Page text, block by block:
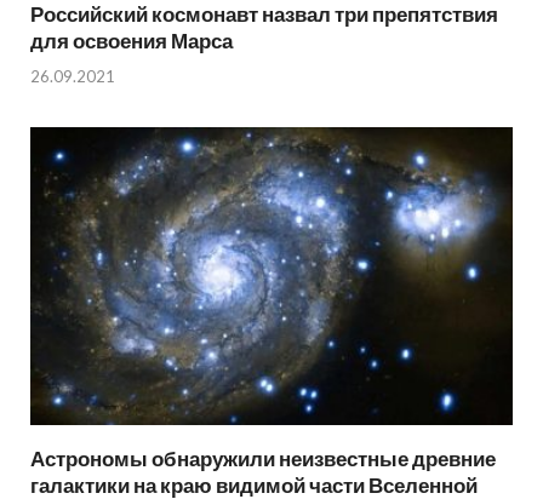
Российский космонавт назвал три препятствия
для освоения Марса
26.09.2021
Астрономы обнаружили неизвестные древние
галактики на краю видимой части Вселенной